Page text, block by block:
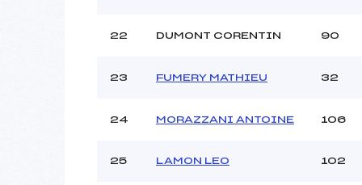
22 DUMONT CORENTIN 90
23 FUMERY MATHIEU 32
24 MORAZZANI ANTOINE 106
25 LAMON LEO 102